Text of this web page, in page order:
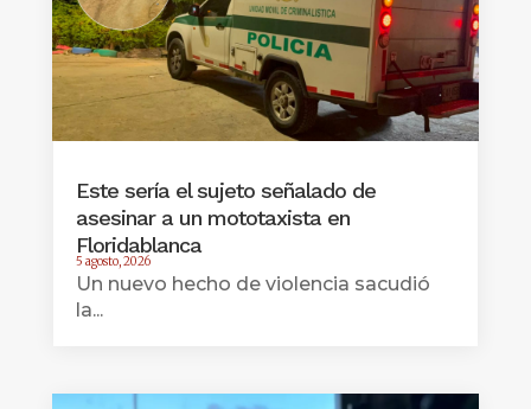
Este sería el sujeto señalado de
asesinar a un mototaxista en
Floridablanca
5 agosto, 2026
Un nuevo hecho de violencia sacudió
la...